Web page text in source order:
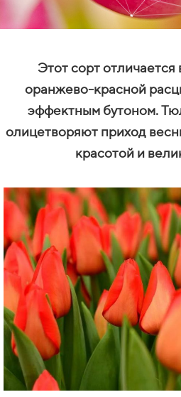
Этот сорт отличается
оранжево-красной
эффектным бутоном.
олицетворяют приход
красотой и